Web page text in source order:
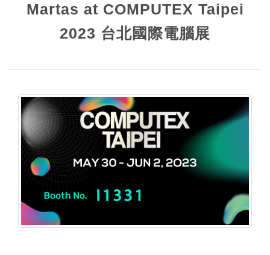
Martas at COMPUTEX Taipei
2023 台北國際電腦展